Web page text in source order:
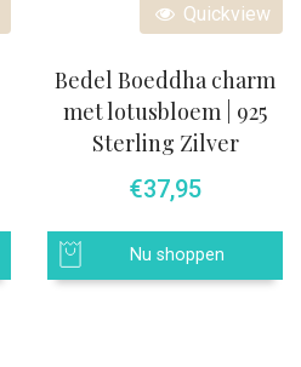
Quickview
Bedel Boeddha charm
met lotusbloem | 925
Sterling Zilver
€37,95
Nu shoppen